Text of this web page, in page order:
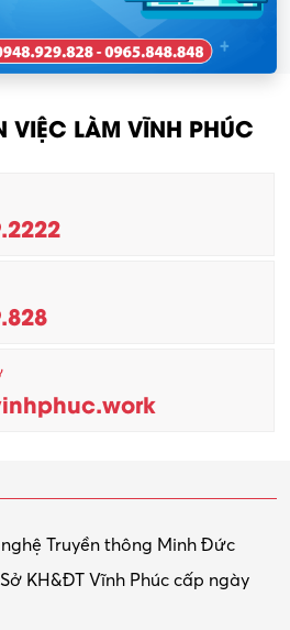
VIỆC LÀM VĨNH PHÚC
Truyền thông Minh Đức
KH&ĐT Vĩnh Phúc cấp ngày